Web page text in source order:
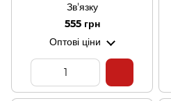
Зв'язку
555 грн
Оптові ціни